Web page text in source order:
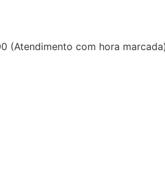
(Atendimento com hora marcada)